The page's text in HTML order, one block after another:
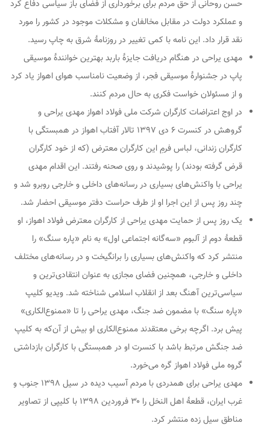
حسن روحانی از حق مردم برای برخورداری از فضای باز سیاسی دفاع کرد
و عملکرد دولت در مقابل مخالفان و مشکلات موجود در کشور را مورد
نقد قرار داد. این نامه با کمی تغییر در روزنامهٔ شرق به چاپ رسید.
مهدی یراحی در هنگام دریافت جایزهٔ باربد بهترین خوانندهٔ موسیقی
پاپ در جشنوارهٔ موسیقی فجر، از وضعیت نامناسب هوای اهواز یاد کرد
و از مسئولان خواست فکری به حال مردم کنند.
در اوج اعتراضات کارگران شرکت ملی فولاد اهواز مهدی یراحی و
گروهش در کنسرت ۶ دی ۱۳۹۷ تالار آفتاب اهواز در همبستگی با
کارگران زندانی، لباس فرمِ این کارگران معترض (که از خود کارگران
قرض گرفته بودند) را پوشیدند و روی صحنه رفتند. این اقدام مهدی
یراحی با واکنش‌های بسیاری در رسانه‌های داخلی و خارجی روبرو شد و
چند روز پس از این اجرا او از طرف حراست دفتر موسیقی احضار شد.
یک روز پس از حمایت مهدی یراحی از کارگران معترض فولاد اهواز، او
قطعهٔ دوم از آلبوم «سه‌گانه اجتماعی اول» به نام «پاره سنگ» را
منتشر کرد که واکنش‌های بسیاری را برانگیخت و در رسانه‌های مختلف
داخلی و خارجی، همچنین فضای مجازی به عنوان انتقادی‌ترین و
سیاسی‌ترین آهنگ بعد از انقلاب اسلامی شناخته شد. ویدیو کلیپ
«پاره سنگ» با مضمون ضد جنگ، مهدی یراحی را تا «ممنوع‌الکاری»
پیش برد. اگرچه برخی معتقدند ممنوع‌الکاری او بیش از آن‌که به کلیپ
ضد جنگش مرتبط باشد با کنسرت او در همبستگی با کارگران بازداشتی
گروه ملی فولاد اهواز گره می‌خورد.
مهدی یراحی برای همدردی با مردم آسیب دیده در سیل ۱۳۹۸ جنوب و
غرب ایران، قطعهٔ اهل النخل را ۳۰ فروردین ۱۳۹۸ با کلیپی از تصاویر
مناطق سیل زده منتشر کرد.